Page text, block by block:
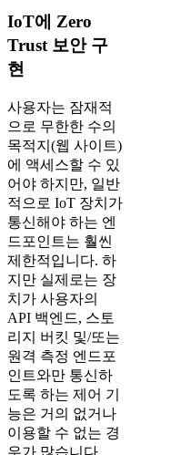
IoT에 Zero
Trust 보안 구
현
사용자는 잠재적
으로 무한한 수의
목적지(웹 사이트)
에 액세스할 수 있
어야 하지만, 일반
적으로 IoT 장치가
통신해야 하는 엔
드포인트는 훨씬
제한적입니다. 하
지만 실제로는 장
치가 사용자의
API 백엔드, 스토
리지 버킷 및/또는
원격 측정 엔드포
인트와만 통신하
도록 하는 제어 기
능은 거의 없거나
이용할 수 없는 경
우가 많습니다.